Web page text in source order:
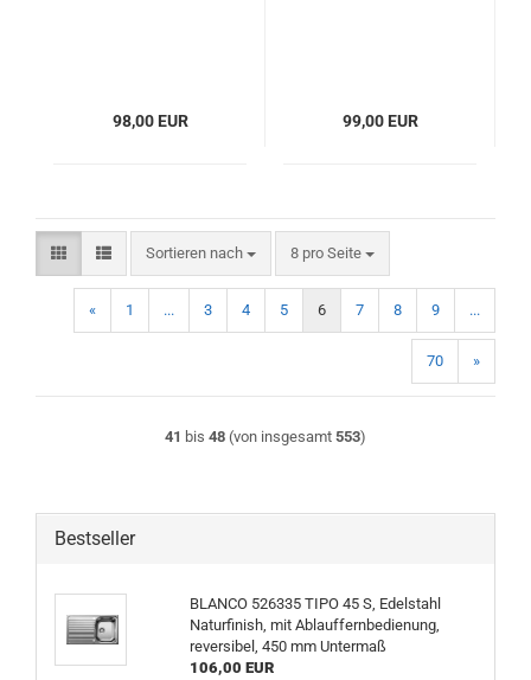
98,00 EUR 99,00 EUR
Sortieren nach
Sortieren nach 8 pro Seite
pro Seite
« 1 ... 3 4 5 6 7 8 9 ...
70 »
41 bis 48 (von insgesamt 553)
Bestseller
BLANCO 526335 TIPO 45 S, Edelstahl
Naturfinish, mit Ablauffernbedienung,
reversibel, 450 mm Untermaß
106,00 EUR